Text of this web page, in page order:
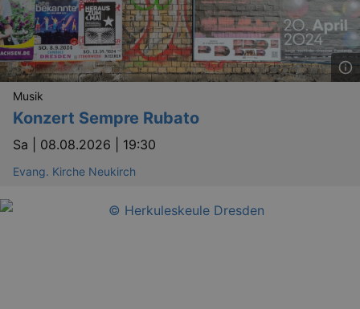
Musik
Konzert Sempre Rubato
Sa | 08.08.2026 | 19:30
Evang. Kirche Neukirch
GPS
Google LLC
.youtube.com
VISITOR_INFO1_LIVE
Google LLC
.youtube.com